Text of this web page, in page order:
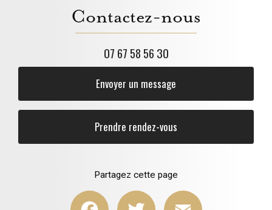
Contactez-nous
07 67 58 56 30
Envoyer un message
Prendre rendez-vous
Partagez cette page
Facebook Twitter